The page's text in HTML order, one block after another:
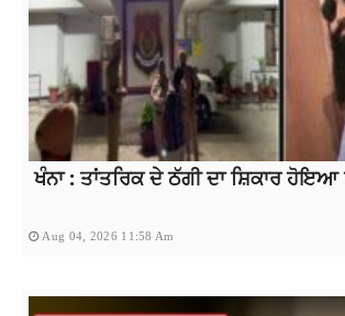
ਖੰਨਾ : ਤਾਂਤਰਿਕ ਦੇ ਠੱਗੀ ਦਾ ਸ਼ਿਕਾਰ
Aug 04, 2026 11:58 Am